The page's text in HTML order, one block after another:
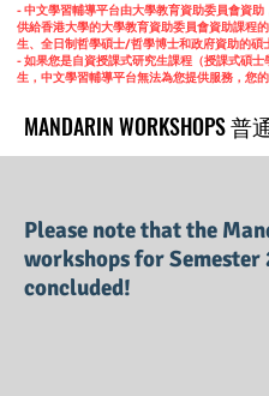
- 中文學習輔導平台由大學教育資助委員會資助
供給香港大學的大學教育資助委員會資助課程
生、全日制哲學碩士/哲學博士和政府資助的碩
- 如果您是自資授課式研究生課程（授課式碩士
生，中文學習輔導平台無法為您提供服務，您
MANDARIN WORKSHOPS
MANDARIN WORKSHOPS
Please note that the
workshops for Semester
concluded!